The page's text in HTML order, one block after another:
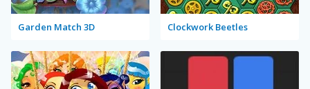
Garden Match 3D Clockwork Beetles